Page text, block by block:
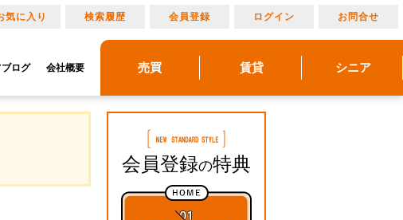
気に入り 検索履歴 会員登録 ログイン お問合せ
ブログ 会社概要 売買
リノベーション
マンション情報
賃貸 シニア
会員登録の特典